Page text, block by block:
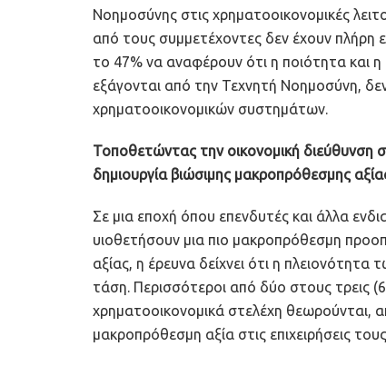
Νοημοσύνης στις χρηματοοικονομικές
από τους συμμετέχοντες δεν έχουν πλήρη
το 47% να αναφέρουν ότι η ποιότητα και
εξάγονται από την Τεχνητή Νοημοσύνη,
χρηματοοικονομικών συστημάτων.
Τοποθετώντας την οικονομική διεύθυνση
δημιουργία βιώσιμης μακροπρόθεσμης
Σε μια εποχή όπου επενδυτές και άλλα
υιοθετήσουν μια πιο μακροπρόθεσμη
αξίας, η έρευνα δείχνει ότι η
τάση. Περισσότεροι από δύο στους τρεις
χρηματοοικονομικά στελέχη θεωρούνται,
μακροπρόθεσμη αξία στις επιχειρήσεις